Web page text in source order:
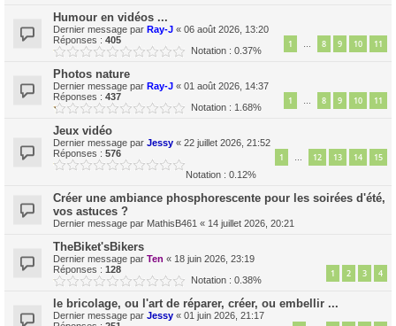
Humour en vidéos ...
Dernier message par Ray-J « 06 août 2026, 13:20
Réponses : 405 1 … 8 9 10 11
Notation : 0.37%
Photos nature
Dernier message par Ray-J « 01 août 2026, 14:37
Réponses : 437 1 … 8 9 10 11
Notation : 1.68%
Jeux vidéo
Dernier message par Jessy « 22 juillet 2026, 21:52
Réponses : 576 1 … 12 13 14 15
Notation : 0.12%
Créer une ambiance phosphorescente pour les soirées d'été,
vos astuces ?
Dernier message par MathisB461 « 14 juillet 2026, 20:21
TheBiket'sBikers
Dernier message par Ten « 18 juin 2026, 23:19
Réponses : 128 1 2 3 4
Notation : 0.38%
le bricolage, ou l'art de réparer, créer, ou embellir ...
Dernier message par Jessy « 01 juin 2026, 21:17